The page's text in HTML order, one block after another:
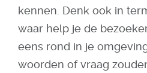
kennen. Denk ook in
waar help je de
eens rond in je
woorden of vraag